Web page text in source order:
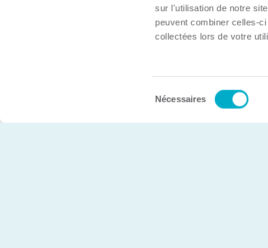
sur l'utilisation de notre
peuvent combiner celles-
collectées lors de votre
Nécessaires
Inscrire mon organisation
© Chambre de commerce et d’industries de Trois-